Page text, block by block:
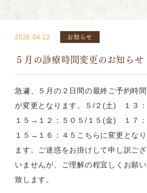
2026.04.22 お知らせ
５月の診療時間変更のお知らせ
急遽、５月の２日間の最終ご予約時間
が変更となります。５/２(土) １３：
１５→１２：５０５/１５(金) １７：
１５→１６：４５こちらに変更となり
ます。ご迷惑をお掛けして申し訳ござ
いませんが、ご理解の程宜しくお願い
致します。